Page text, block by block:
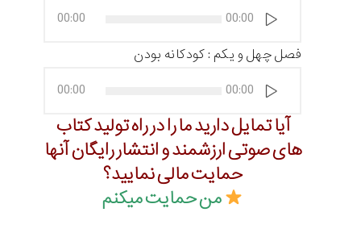
صوت
00:00
00:00
فصل چهل و یکم : کودکانه بودن
صوت
00:00
00:00
آیا تمایل دارید ما را در راه تولید کتاب
های صوتی ارزشمند و انتشار رایگان آنها
حمایت مالی نمایید؟
من حمایت میکنم